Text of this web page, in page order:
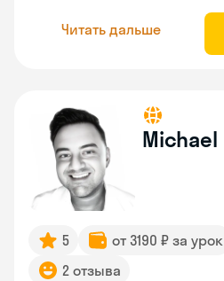
Читать дальше
Michael
5 от 3190 ₽ за урок
2 отзыва